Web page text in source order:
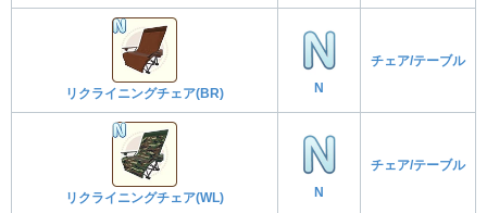
リクライニングチェア(BR) N
チェア/テーブル
リクライニングチェア(WL) N
チェア/テーブル